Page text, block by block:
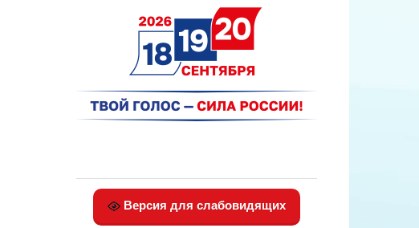
Версия для слабовидящих